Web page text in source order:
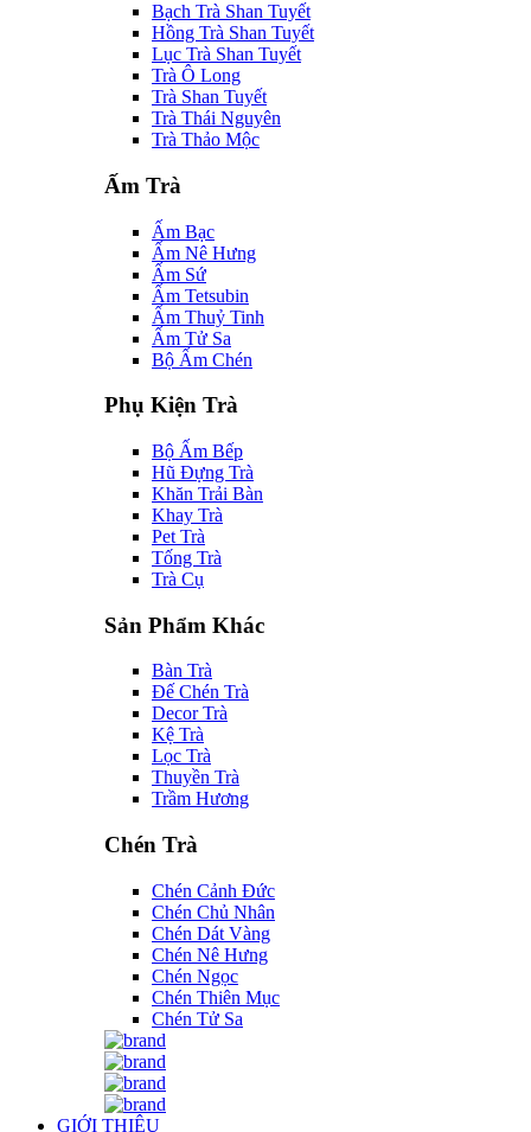
Bạch Trà Shan Tuyết
Hồng Trà Shan Tuyết
Lục Trà Shan Tuyết
Trà Ô Long
Trà Shan Tuyết
Trà Thái Nguyên
Trà Thảo Mộc
Ấm Trà
Ấm Bạc
Ấm Nê Hưng
Ấm Sứ
Ấm Tetsubin
Ấm Thuỷ Tinh
Ấm Tử Sa
Bộ Ấm Chén
Phụ Kiện Trà
Bộ Ấm Bếp
Hũ Đựng Trà
Khăn Trải Bàn
Khay Trà
Pet Trà
Tống Trà
Trà Cụ
Sản Phẩm Khác
Bàn Trà
Đế Chén Trà
Decor Trà
Kệ Trà
Lọc Trà
Thuyền Trà
Trầm Hương
Chén Trà
Chén Cảnh Đức
Chén Chủ Nhân
Chén Dát Vàng
Chén Nê Hưng
Chén Ngọc
Chén Thiên Mục
Chén Tử Sa
GIỚI THIỆU